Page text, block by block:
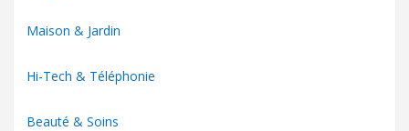
Maison & Jardin
Hi-Tech & Téléphonie
Beauté & Soins